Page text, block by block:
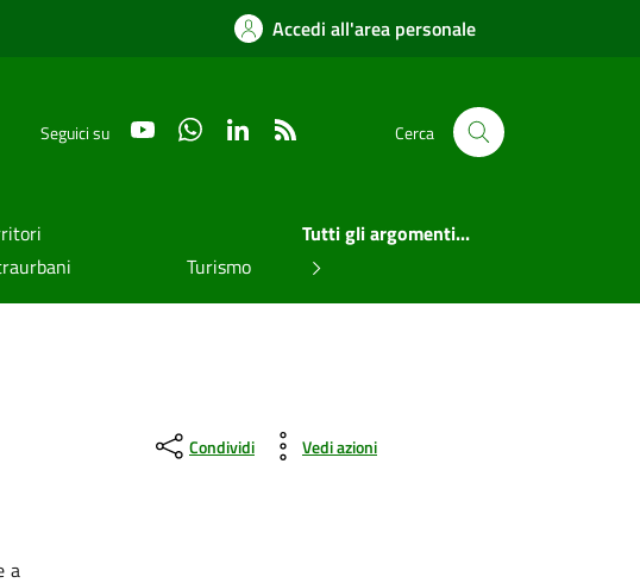
Accedi all'area personale
Seguici su YouTube WhatsAppLinkedIn Cerca
Turismo
Tutti gli argomenti...
a
Condividi Vedi azioni